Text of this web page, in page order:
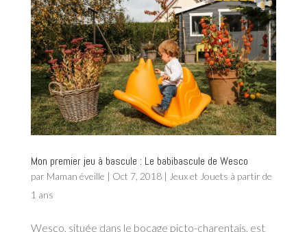
Mon premier jeu à bascule : Le babibascule de Wesco
par Maman éveille | Oct 7, 2018| Jeux et Jouets à partir de
1 ans
Wesco, située dans le bocage picto-charentais, est